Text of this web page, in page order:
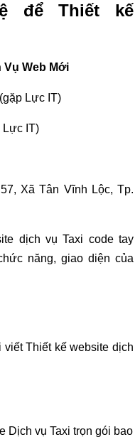
để Thiết kế
Web Mới
Lực IT)
Lực IT)
Xã Tân Vĩnh Lộc, Tp.
dịch vụ Taxi code tay
năng, giao diện của
Thiết kế website dịch
Dịch vụ Taxi trọn gói bao